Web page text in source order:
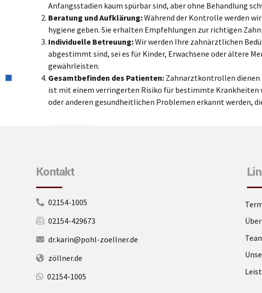
Anfangsstadien kaum spürbar sind, aber ohne Behandlung
Beratung und Aufklärung:Während der Kontrolle werden
hygiene geben. Sie erhalten Empfehlungen zur richtigen
Individuelle Betreuung:Wir werden Ihre zahnärztlichen
abgestimmt sind, sei es für Kinder, Erwachsene oder ältere
gewährleisten.
Gesamtbefinden des Patienten: Zahnarztkontrollen dienen
ist mit einem verringerten Risiko für bestimmte Krankheiten
oder anderen gesundheitlichen Problemen erkannt werden,
Kontakt
02154-1005
02154-429673
dr.karin@pohl-zoellner.de
zöllner.de
02154-1005